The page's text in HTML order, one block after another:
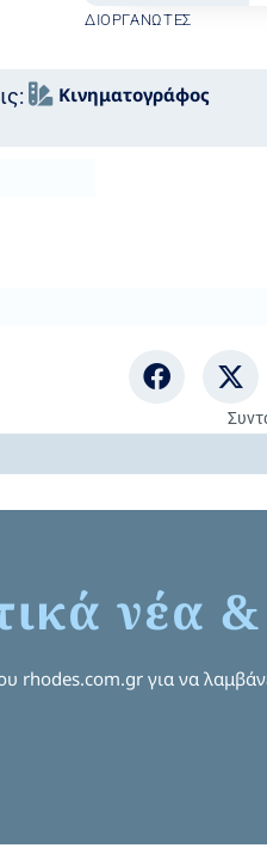
ΔΙΟΡΓΑΝΩΤΈΣ
Κινηματογράφος
νέα
rhodes.com.gr για να